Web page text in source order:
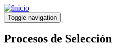
Pasar
al
contenido
principal
Toggle navigation
Procesos de Selección